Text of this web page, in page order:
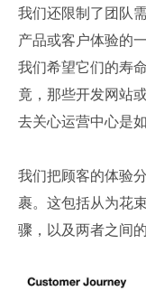
我们还限制了团队
产品或客户体验的
我们希望它们的寿
竟，那些开发网站
去关心运营中心是
我们把顾客的体验
裹。这包括从为花
骤，以及两者之间